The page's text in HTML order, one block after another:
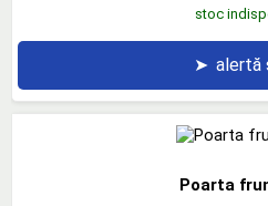
stoc
➤ alertă
Poarta